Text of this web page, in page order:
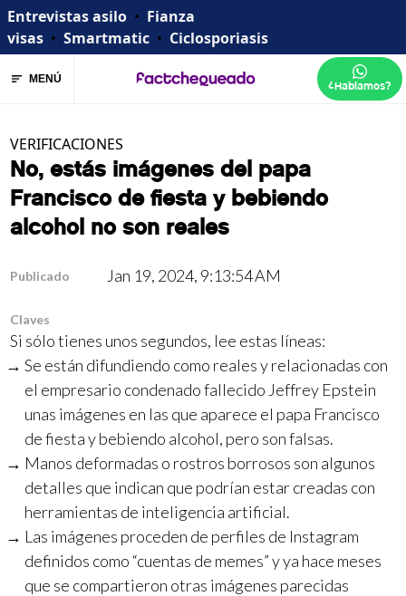
Entrevistas asilo • Fianza
visas • Smartmatic • Ciclosporiasis
MENÚ ¿Hablamos?
VERIFICACIONES
No, estás imágenes del papa
Francisco de fiesta y bebiendo
alcohol no son reales
Publicado Jan 19, 2024, 9:13:54 AM
Claves
Si sólo tienes unos segundos, lee estas líneas:
Se están difundiendo como reales y relacionadas con
el empresario condenado fallecido Jeffrey Epstein
unas imágenes en las que aparece el papa Francisco
de fiesta y bebiendo alcohol, pero son falsas.
Manos deformadas o rostros borrosos son algunos
detalles que indican que podrían estar creadas con
herramientas de inteligencia artificial.
Las imágenes proceden de perfiles de Instagram
definidos como “cuentas de memes” y ya hace meses
que se compartieron otras imágenes parecidas